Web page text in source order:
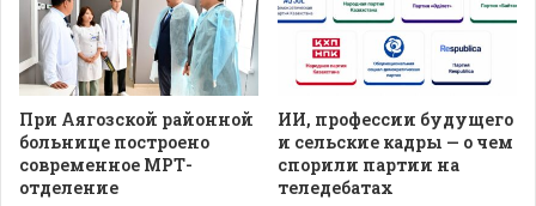
При Аягозской районной
больнице построено
современное МРТ-
отделение
ИИ, профессии будущего
и сельские кадры — о чем
спорили партии на
теледебатах